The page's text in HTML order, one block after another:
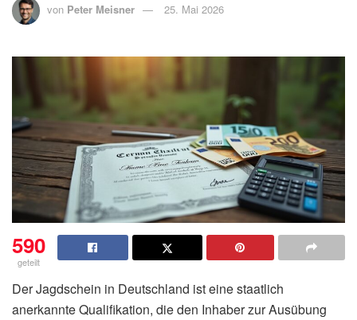
von Peter Meisner 25. Mai 2026
590
geteilt
Der Jagdschein in Deutschland ist eine staatlich
anerkannte Qualifikation, die den Inhaber zur Ausübung